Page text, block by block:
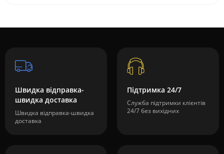
Швидка відправка-
швидка доставка
Швидка відправка-швидка
доставка
Підтримка 24/7
Служба підтримки клієнтів
24/7 без вихідних